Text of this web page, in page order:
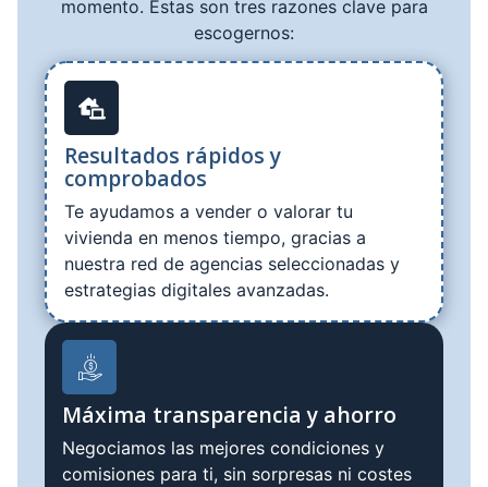
momento. Estas son tres razones clave para
escogernos:
Resultados rápidos y
comprobados
Te ayudamos a vender o valorar tu
vivienda en menos tiempo, gracias a
nuestra red de agencias seleccionadas y
estrategias digitales avanzadas.
Máxima transparencia y ahorro
Negociamos las mejores condiciones y
comisiones para ti, sin sorpresas ni costes